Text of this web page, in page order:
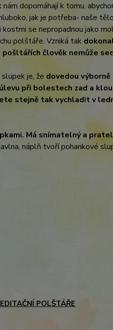
nám dopomáhají k tomu,
jak je potřeba- naše
se nepropadnou jako
polštáře. Vzniká tak
člověk nemůže
je, že dovedou
při bolestech zad a
stejně tak vychladit v
Má snímatelný a
náplň tvoří pohankové
POLŠTÁŘE